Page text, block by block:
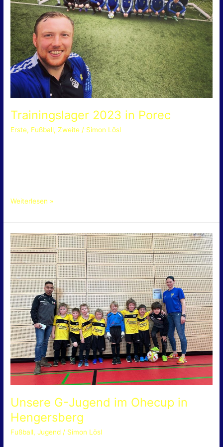
Trainingslager 2023 in Porec
Erste, Fußball,Zweite / Simon Lösl
Weiterlesen »
Unsere G-Jugend im Ohecup in
Hengersberg
Fußball,Jugend / Simon Lösl
Unsere
G-
Jugend
im
Ohecup
in
Hengersberg